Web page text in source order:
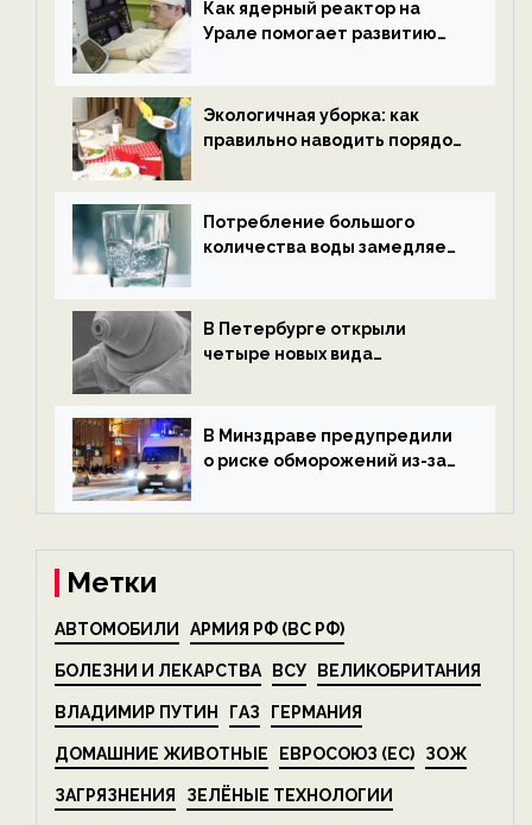
Как ядерный реактор на
Урале помогает развитию
ECOportal
Экологичная уборка: как
правильно наводить порядок
Потребление большого
количества воды замедляет
В Петербурге открыли
четыре новых вида
экологии на ECOportal
В Минздраве предупредили
о риске обморожений из-за
на ECOportal
Метки
АВТОМОБИЛИ АРМИЯ РФ (ВС РФ)
БОЛЕЗНИ И ЛЕКАРСТВА ВСУ ВЕЛИКОБРИТАНИЯ
ВЛАДИМИР ПУТИН ГАЗ ГЕРМАНИЯ
ДОМАШНИЕ ЖИВОТНЫЕ ЕВРОСОЮЗ (ЕС) ЗОЖ
ЗАГРЯЗНЕНИЯ ЗЕЛЁНЫЕ ТЕХНОЛОГИИ